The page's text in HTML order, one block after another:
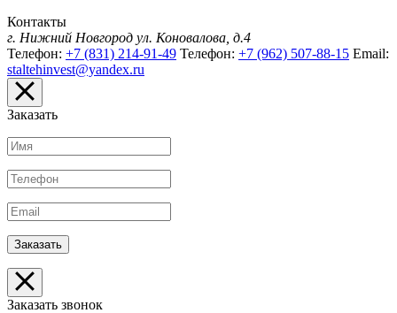
Контакты
г. Нижний Новгород ул. Коновалова, д.4
Телефон: +7 (831) 214-91-49 Телефон: +7 (962) 507-88-15 Email:
staltehinvest@yandex.ru
Заказать
Заказать звонок